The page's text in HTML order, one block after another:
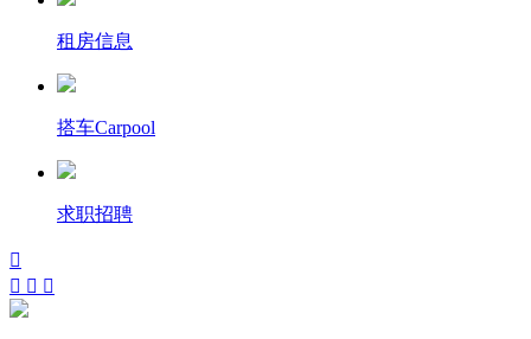
租房信息
搭车Carpool
求职招聘

  